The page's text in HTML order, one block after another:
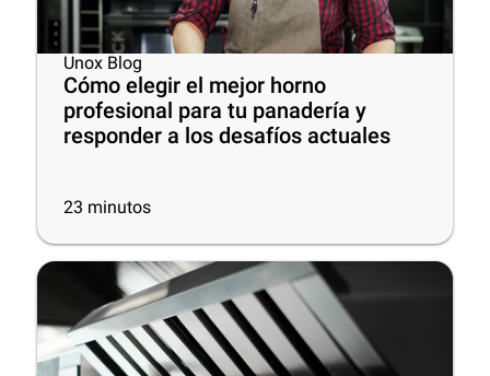
Unox Blog
Cómo elegir el mejor horno
profesional para tu panadería y
responder a los desafíos actuales
23 minutos